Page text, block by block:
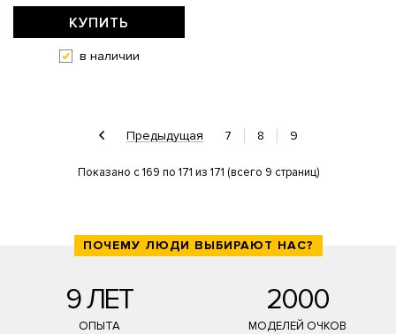
КУПИТЬ
в наличии
Предыдущая 7 8 9
Показано с 169 по 171 из 171 (всего 9 страниц)
ПОЧЕМУ ЛЮДИ ВЫБИРАЮТ НАС?
9 ЛЕТ
ОПЫТА
2000
МОДЕЛЕЙ ОЧКОВ